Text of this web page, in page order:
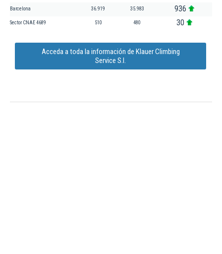
Barcelona 36.919 35.983 936
Sector CNAE 4689 510 480 30
Acceda a toda la información de Klauer Climbing
Service S.l.